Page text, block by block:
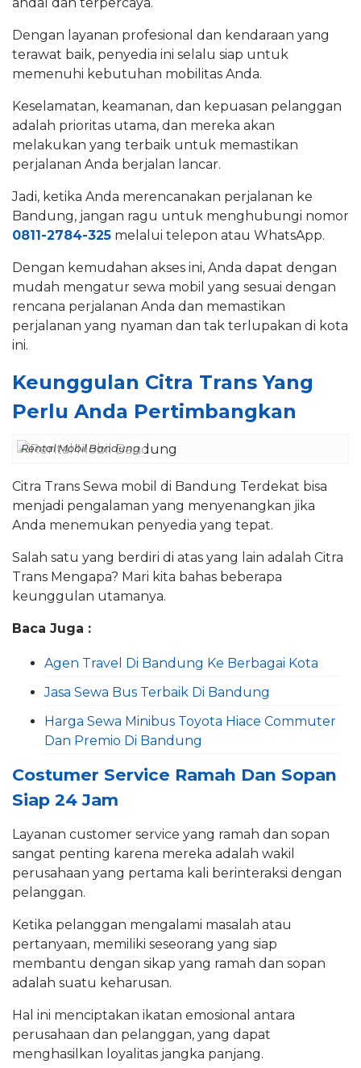
Dengan layanan profesional dan kendaraan yang
terawat baik, penyedia ini selalu siap untuk
memenuhi kebutuhan mobilitas Anda.
Keselamatan, keamanan, dan kepuasan pelanggan
adalah prioritas utama, dan mereka akan
melakukan yang terbaik untuk memastikan
perjalanan Anda berjalan lancar.
Jadi, ketika Anda merencanakan perjalanan ke
Bandung, jangan ragu untuk menghubungi nomor
0811-2784-325 melalui telepon atau WhatsApp.
Dengan kemudahan akses ini, Anda dapat dengan
mudah mengatur sewa mobil yang sesuai dengan
rencana perjalanan Anda dan memastikan
perjalanan yang nyaman dan tak terlupakan di kota
ini.
Keunggulan Citra Trans Yang
Perlu Anda Pertimbangkan
Rental Mobil Bandung
Citra Trans Sewa mobil di Bandung Terdekat bisa
menjadi pengalaman yang menyenangkan jika
Anda menemukan penyedia yang tepat.
Salah satu yang berdiri di atas yang lain adalah Citra
Trans Mengapa? Mari kita bahas beberapa
keunggulan utamanya.
Baca Juga :
Agen Travel Di Bandung Ke Berbagai Kota
Jasa Sewa Bus Terbaik Di Bandung
Harga Sewa Minibus Toyota Hiace Commuter
Dan Premio Di Bandung
Costumer Service Ramah Dan Sopan
Siap 24 Jam
Layanan customer service yang ramah dan sopan
sangat penting karena mereka adalah wakil
perusahaan yang pertama kali berinteraksi dengan
pelanggan.
Ketika pelanggan mengalami masalah atau
pertanyaan, memiliki seseorang yang siap
membantu dengan sikap yang ramah dan sopan
adalah suatu keharusan.
Hal ini menciptakan ikatan emosional antara
perusahaan dan pelanggan, yang dapat
menghasilkan loyalitas jangka panjang.